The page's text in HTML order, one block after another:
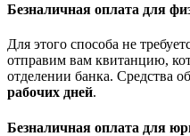
Безналичная оплата для
Для этого способа не
отправим вам квитанцию,
отделении банка. Средства
рабочих дней.
Безналичная оплата для